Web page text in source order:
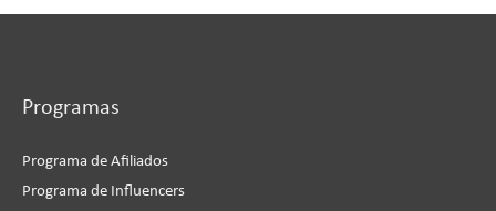
Programas
Programa de Afiliados
Programa de Influencers